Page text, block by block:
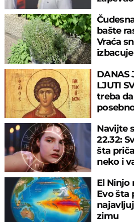
bašte
Vraća
DANAS
LJUTI
treba
Navijte
22.32:
šta
neko i
El Ninjo
Evo šta
zimu